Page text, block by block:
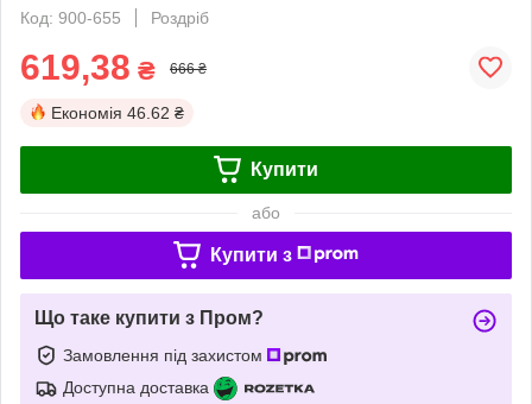
Код: 900-655
Роздріб
619,38 ₴ 666 ₴
Економія 46.62 ₴
Купити
або
Купити з
Що таке купити з Пром?
Замовлення під захистом
Доступна доставка